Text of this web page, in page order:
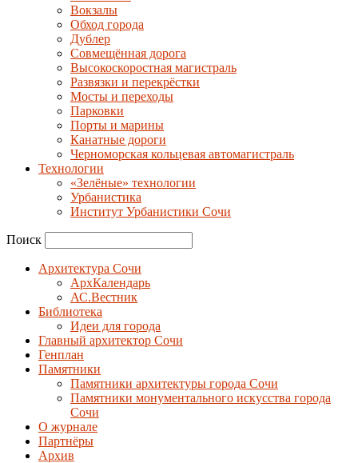
Вокзалы
Обход города
Дублер
Совмещённая дорога
Высокоскоростная магистраль
Развязки и перекрёстки
Мосты и переходы
Парковки
Порты и марины
Канатные дороги
Черноморская кольцевая автомагистраль
Технологии
«Зелёные» технологии
Урбанистика
Институт Урбанистики Сочи
Поиск
Архитектура Сочи
АрхКалендарь
АС.Вестник
Библиотека
Идеи для города
Главный архитектор Сочи
Генплан
Памятники
Памятники архитектуры города Сочи
Памятники монументального искусства города
Сочи
О журнале
Партнёры
Архив